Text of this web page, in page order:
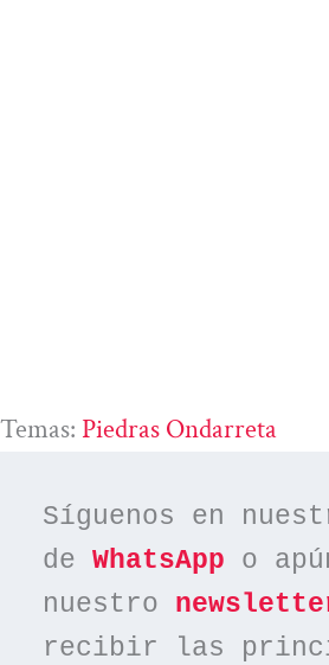
Temas: Piedras Ondarreta
Síguenos en
de WhatsApp o
nuestro
recibir las